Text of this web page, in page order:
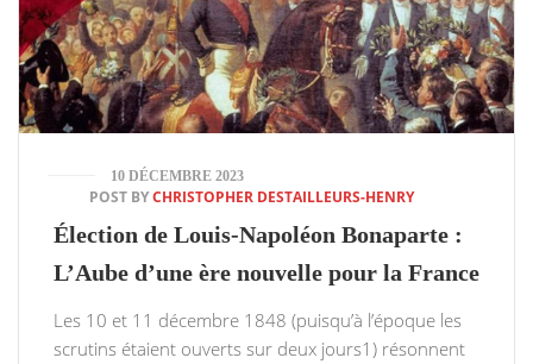
10 DÉCEMBRE 2023
POST BYCHRISTOPHER DESTAILLEURS-HENRY
Élection de Louis-Napoléon Bonaparte :
L’Aube d’une ère nouvelle pour la France
Les 10 et 11 décembre 1848 (puisqu’à l’époque les
scrutins étaient ouverts sur deux jours1) résonnent